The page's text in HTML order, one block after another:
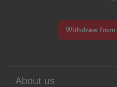
Withdraw
About us